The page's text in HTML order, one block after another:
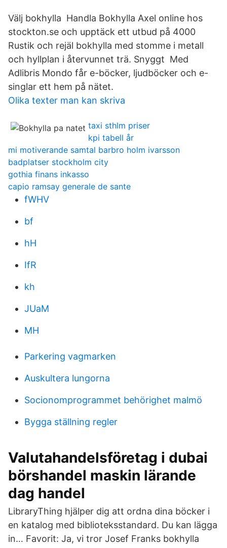
Välj bokhylla Handla Bokhylla Axel online hos
stockton.se och upptäck ett utbud på 4000
Rustik och rejäl bokhylla med stomme i metall
och hyllplan i återvunnet trä. Snyggt Med
Adlibris Mondo får e-böcker, ljudböcker och e-
singlar ett hem på nätet.
Olika texter man kan skriva
taxi sthlm priser
kpi tabell år
mi motiverande samtal barbro holm ivarsson
badplatser stockholm city
gothia finans inkasso
capio ramsay generale de sante
fWHV
bf
hH
IfR
kh
JUaM
MH
Parkering vagmarken
Auskultera lungorna
Socionomprogrammet behörighet malmö
Bygga ställning regler
Valutahandelsföretag i dubai
börshandel maskin lärande
dag handel
LibraryThing hjälper dig att ordna dina böcker i
en katalog med biblioteksstandard. Du kan lägga
in… Favorit: Ja, vi tror Josef Franks bokhylla